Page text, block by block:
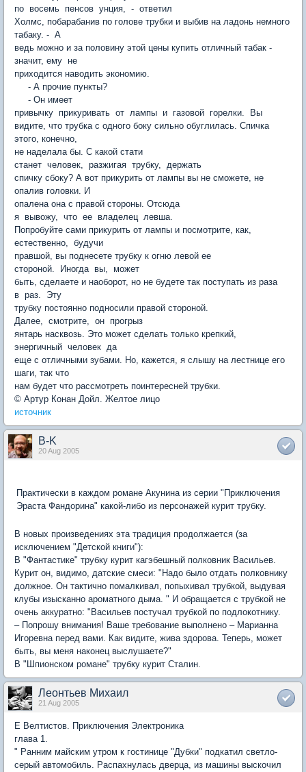
по восемь пенсов унция, - ответил
Холмс, побарабанив по голове трубки и выбив на ладонь немного
табаку. - А
ведь можно и за половину этой цены купить отличный табак -
значит, ему не
приходится наводить экономию.
- А прочие пункты?
- Он имеет
привычку прикуривать от лампы и газовой горелки. Вы
видите, что трубка с одного боку сильно обуглилась. Спичка
этого, конечно,
не наделала бы. С какой стати
станет человек, разжигая трубку, держать
спичку сбоку? А вот прикурить от лампы вы не сможете, не
опалив головки. И
опалена она с правой стороны. Отсюда
я вывожу, что ее владелец левша.
Попробуйте сами прикурить от лампы и посмотрите, как,
естественно, будучи
правшой, вы поднесете трубку к огню левой ее
стороной. Иногда вы, может
быть, сделаете и наоборот, но не будете так поступать из раза
в раз. Эту
трубку постоянно подносили правой стороной.
Далее, смотрите, он прогрыз
янтарь насквозь. Это может сделать только крепкий,
энергичный человек да
еще с отличными зубами. Но, кажется, я слышу на лестнице его
шаги, так что
нам будет что рассмотреть поинтересней трубки.
© Артур Конан Дойл. Желтое лицо
источник
B-K
20 Aug 2005
Практически в каждом романе Акунина из серии "Приключения
Эраста Фандорина" какой-либо из персонажей курит трубку.
В новых произведениях эта традиция продолжается (за
исключением "Детской книги"):
В "Фантастике" трубку курит кагэбешный полковник Васильев.
Курит он, видимо, датские смеси: "Надо было отдать полковнику
должное. Он тактично помалкивал, попыхивал трубкой, выдувая
клубы изысканно ароматного дыма. " И обращается с трубкой не
очень аккуратно: "Васильев постучал трубкой по подлокотнику.
– Попрошу внимания! Ваше требование выполнено – Марианна
Игоревна перед вами. Как видите, жива здорова. Теперь, может
быть, вы меня наконец выслушаете?"
В "Шпионском романе" трубку курит Сталин.
Леонтьев Михаил
21 Aug 2005
Е Велтистов. Приключения Электроника
глава 1.
" Ранним майским утром к гостинице "Дубки" подкатил светло-
серый автомобиль. Распахнулась дверца, из машины выскочил